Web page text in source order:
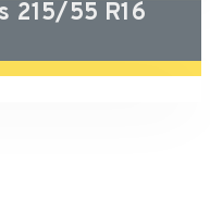
215/55 R16